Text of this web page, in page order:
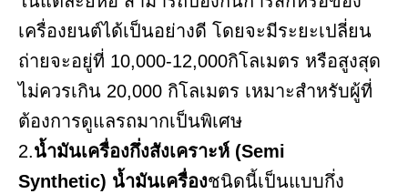
เครื่องยนต์ได้เป็นอย่างดี โดยจะมีระยะเปลี่ยน
ถ่ายจะอยู่ที่ 10,000-12,000กิโลเมตร หรือสูงสุด
ไม่ควรเกิน 20,000 กิโลเมตร เหมาะสำหรับผู้ที่
ต้องการดูแลรถมากเป็นพิเศษ
2.น้ำมันเครื่องกึ่งสังเคราะห์ (Semi
Synthetic) น้ำมันเครื่องชนิดนี้เป็นแบบกึ่ง